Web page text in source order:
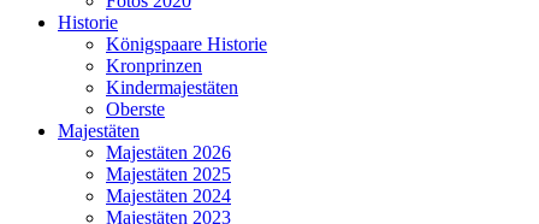
Historie
Königspaare Historie
Kronprinzen
Kindermajestäten
Oberste
Majestäten
Majestäten 2026
Majestäten 2025
Majestäten 2024
Majestäten 2023